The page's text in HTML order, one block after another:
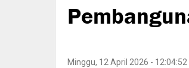
Minggu, 12 April 2026 - 12:04:52